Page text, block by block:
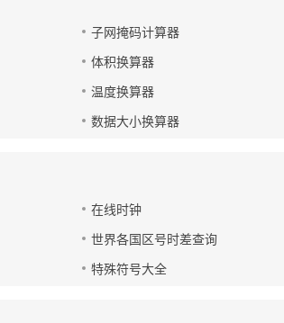
子网掩码计算器
体积换算器
温度换算器
数据大小换算器
在线时钟
世界各国区号时差查询
特殊符号大全